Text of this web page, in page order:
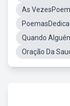
As
Quando
Oração Da